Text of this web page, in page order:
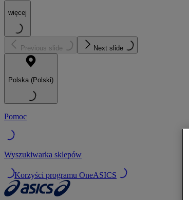
więcej
Previous slide Next slide
Polska (Polski)
Pomoc
Wyszukiwarka sklepów
Korzyści programu OneASICS